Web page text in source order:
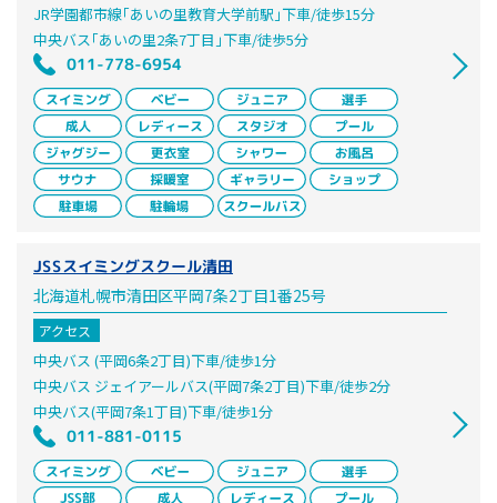
JR学園都市線｢あいの里教育大学前駅｣下車/徒歩15分
中央バス｢あいの里2条7丁目｣下車/徒歩5分
011-778-6954
JSSスイミングスクール清田
北海道札幌市清田区平岡7条2丁目1番25号
アクセス
中央バス (平岡6条2丁目)下車/徒歩1分
中央バス ジェイアールバス(平岡7条2丁目)下車/徒歩2分
中央バス(平岡7条1丁目)下車/徒歩1分
011-881-0115